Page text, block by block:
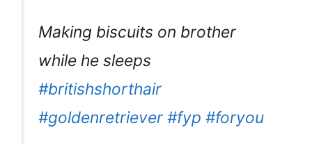
Making biscuits on brother
while he sleeps
#britishshorthair
#goldenretriever #fyp #foryou